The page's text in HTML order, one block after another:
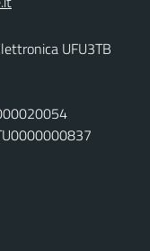
UFU3TB